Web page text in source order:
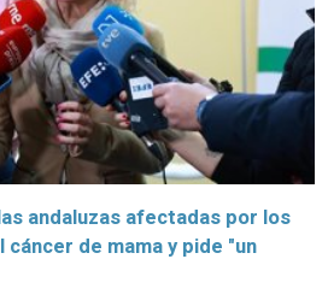
andaluzas afectadas por los
de mama y pide "un